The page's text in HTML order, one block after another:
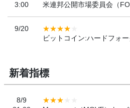
3:00
米連邦公開市場委員会（
9/20
ビットコイン:ハードフォ
新着指標
8/9